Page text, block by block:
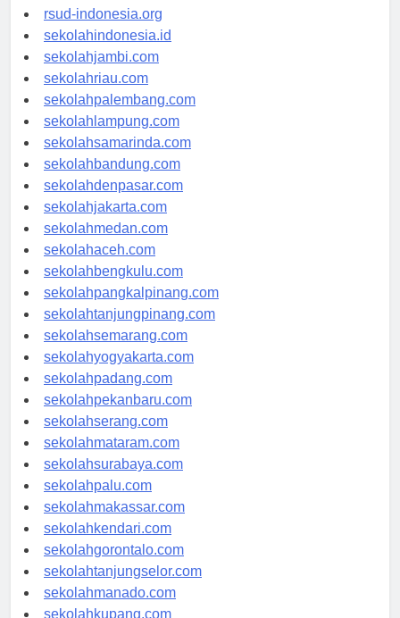
rsudkisaran-asahankab.org
rsud-indonesia.org
sekolahindonesia.id
sekolahjambi.com
sekolahriau.com
sekolahpalembang.com
sekolahlampung.com
sekolahsamarinda.com
sekolahbandung.com
sekolahdenpasar.com
sekolahjakarta.com
sekolahmedan.com
sekolahaceh.com
sekolahbengkulu.com
sekolahpangkalpinang.com
sekolahtanjungpinang.com
sekolahsemarang.com
sekolahyogyakarta.com
sekolahpadang.com
sekolahpekanbaru.com
sekolahserang.com
sekolahmataram.com
sekolahsurabaya.com
sekolahpalu.com
sekolahmakassar.com
sekolahkendari.com
sekolahgorontalo.com
sekolahtanjungselor.com
sekolahmanado.com